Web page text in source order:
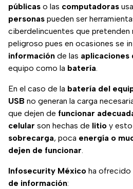
públicas o las computadoras
personas pueden ser
ciberdelincuentes que
peligroso pues en ocasiones se
información de las aplicaciones
equipo como la batería.
En el caso de la batería del
USB no generan la carga
que dejen de funcionar
celular son hechas de litio y esto
sobrecarga, poca energía o
dejen de funcionar.
Infosecurity México ha ofrecido
de información: